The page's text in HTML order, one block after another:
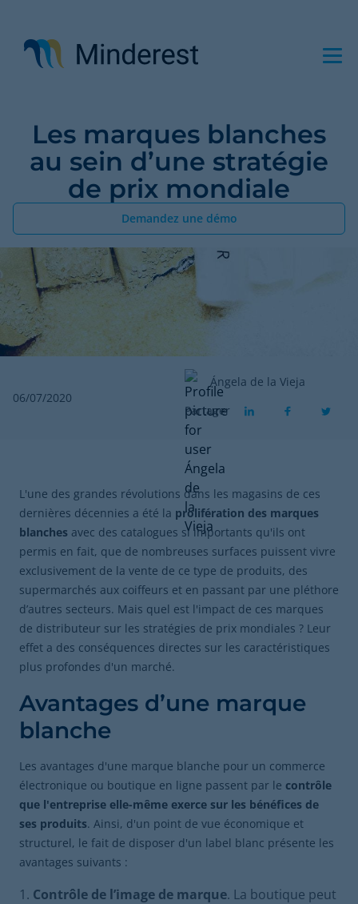
contenu
principal
Les marques blanches
au sein d’une stratégie
de prix mondiale
Demandez une démo
06/07/2020
Ángela de la Vieja
Partager
L'une des grandes révolutions dans les magasins de ces
dernières décennies a été la prolifération des marques
blanches avec des catalogues si importants qu'ils ont
permis en fait, que de nombreuses surfaces puissent vivre
exclusivement de la vente de ce type de produits, des
supermarchés aux coiffeurs et en passant par une pléthore
d’autres secteurs. Mais quel est l'impact de ces marques
de distributeur sur les stratégies de prix mondiales ? Leur
effet a des conséquences directes sur les caractéristiques
plus profondes d'un marché.
Avantages d’une marque
blanche
Les avantages d'une marque blanche pour un commerce
électronique ou boutique en ligne passent par le contrôle
que l'entreprise elle-même exerce sur les bénéfices de
ses produits. Ainsi, d'un point de vue économique et
structurel, le fait de disposer d'un label blanc présente les
avantages suivants :
Contrôle de l’image de marque. La boutique peut